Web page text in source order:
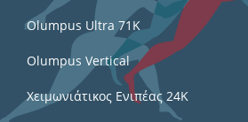
Olumpus Ultra 71K
Olumpus Vertical
Χειμωνιάτικος Ενιπέας 24Κ